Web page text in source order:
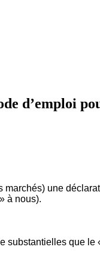
d’emploi
marchés) une
à nous).
substantielles que le